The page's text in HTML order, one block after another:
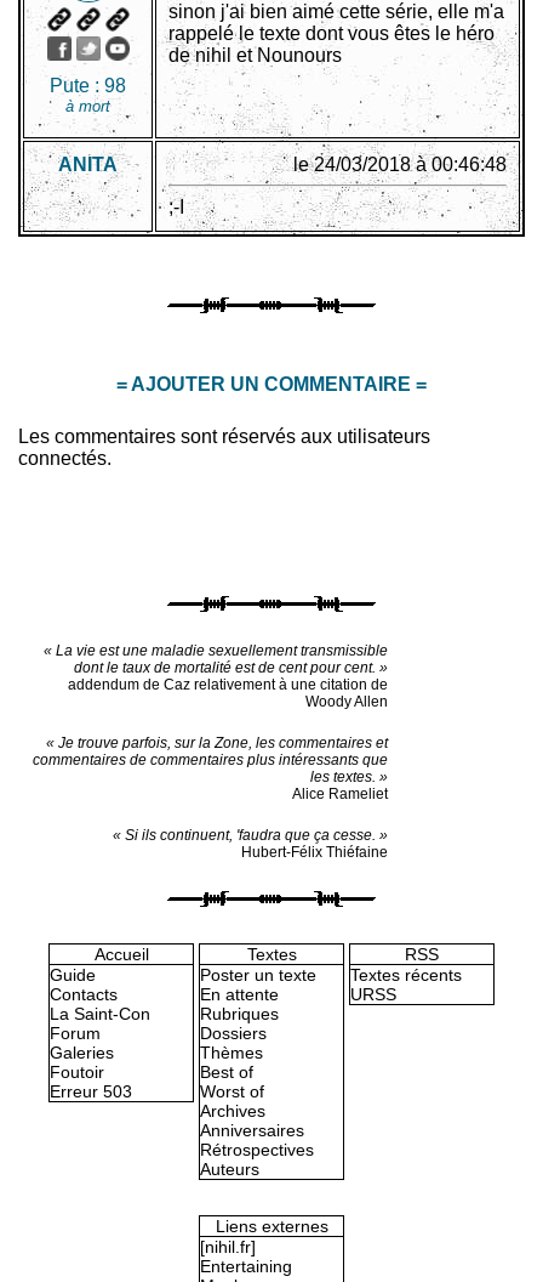
Pute : 98
à mort
sinon j'ai bien aimé cette série, elle m'a
rappelé le texte dont vous êtes le héro
de nihil et Nounours
ANITA le 24/03/2018 à 00:46:48
;-I
= AJOUTER UN COMMENTAIRE =
Les commentaires sont réservés aux utilisateurs
connectés.
« La vie est une maladie sexuellement transmissible
dont le taux de mortalité est de cent pour cent. »
addendum de Caz relativement à une citation de
Woody Allen
« Je trouve parfois, sur la Zone, les commentaires et
commentaires de commentaires plus intéressants que
les textes. »
Alice Rameliet
« Si ils continuent, 'faudra que ça cesse. »
Hubert-Félix Thiéfaine
Accueil
Guide
Contacts
La Saint-Con
Forum
Galeries
Foutoir
Erreur 503
Textes
Poster un texte
En attente
Rubriques
Dossiers
Thèmes
Best of
Worst of
Archives
Anniversaires
Rétrospectives
Auteurs
RSS
Textes récents
URSS
Liens externes
[nihil.fr]
Entertaining